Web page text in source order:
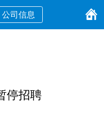
公司信息
停招聘